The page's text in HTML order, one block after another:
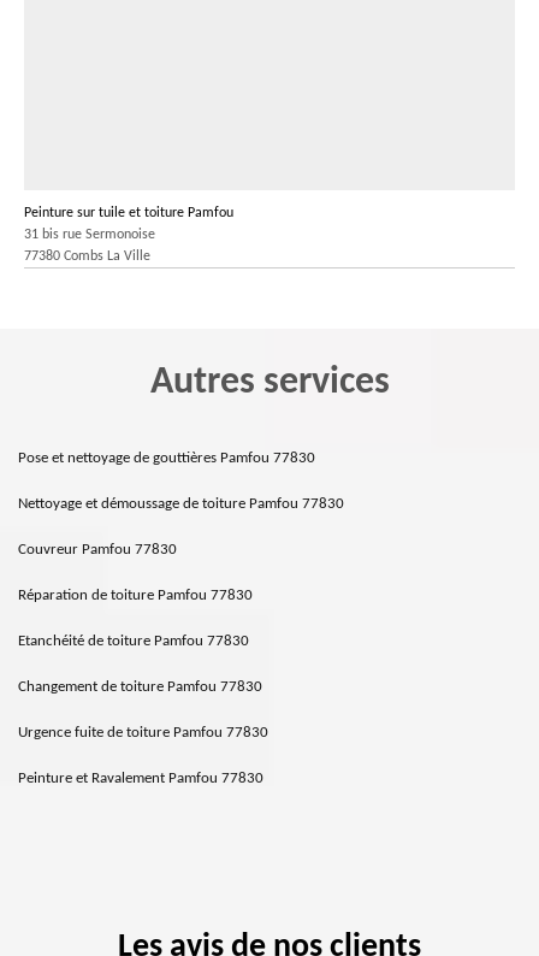
Peinture sur tuile et toiture Pamfou
31 bis rue Sermonoise
77380 Combs La Ville
Autres services
Pose et nettoyage de gouttières Pamfou 77830
Nettoyage et démoussage de toiture Pamfou 77830
Couvreur Pamfou 77830
Réparation de toiture Pamfou 77830
Etanchéité de toiture Pamfou 77830
Changement de toiture Pamfou 77830
Urgence fuite de toiture Pamfou 77830
Peinture et Ravalement Pamfou 77830
Les avis de nos clients